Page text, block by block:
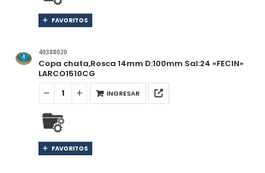
FAVORITOS
40388020
Copa chata,Rosca 14mm D:100mm Sal:24 «FECIN»
LARCO1510CG
INGRESAR
FAVORITOS